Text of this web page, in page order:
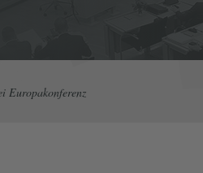
Europakonferenz